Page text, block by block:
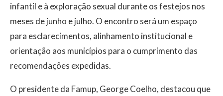
infantil e à exploração sexual durante os festejos nos
meses de junho e julho. O encontro será um espaço
para esclarecimentos, alinhamento institucional e
orientação aos municípios para o cumprimento das
recomendações expedidas.
O presidente da Famup, George Coelho, destacou que